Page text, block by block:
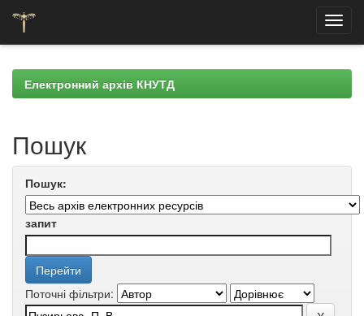
navigationЕлектронний архів КНУТД
Пошук
Пошук:
запит
Поточні фільтри: